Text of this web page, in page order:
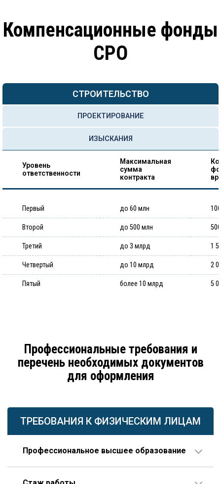
Компенсационные фонды
СРО
СТРОИТЕЛЬСТВО
ПРОЕКТИРОВАНИЕ
ИЗЫСКАНИЯ
Уровень
ответственности
Максимальная
сумма
контракта
Первый до 60 млн
Второй до 500 млн
Третий до 3 млрд 1
Четвертый до 10 млрд 2
Пятый более 10 млрд 5
Профессиональные требования и
перечень необходимых документов
для оформления
ТРЕБОВАНИЯ К ФИЗИЧЕСКИМ ЛИЦАМ
Профессиональное высшее образование